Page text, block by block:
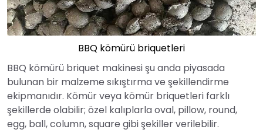
BBQ kömürü briquetleri
BBQ kömürü briquet makinesi şu anda piyasada
bulunan bir malzeme sıkıştırma ve şekillendirme
ekipmanıdır. Kömür veya kömür briquetleri farklı
şekillerde olabilir; özel kalıplarla oval, pillow, round,
egg, ball, column, square gibi şekiller verilebilir.